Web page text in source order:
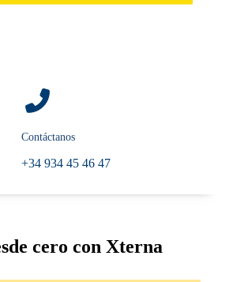
Contáctanos
+34 934 45 46 47
cero con Xterna